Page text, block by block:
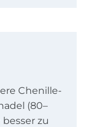
Chenille-
(80–
zu